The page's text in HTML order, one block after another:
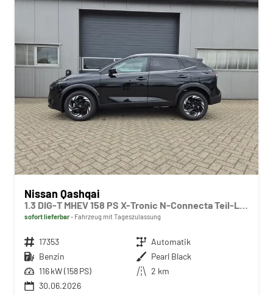
Nissan Qashqai
1.3 DIG-T MHEV 158 PS X-Tronic N-Connecta Teil-Leder PanoGlasdach Klimaautomatik Sitzheizung Lenkradheizung Navi ACC PDC v+h 360°Kamera DAB Bluetooth Touchscreen Apple CarPlay Android Auto 18"LM
sofort lieferbar Fahrzeug mit Tageszulassung
Fahrzeugnr. 17353 Getriebe Automatik
Kraftstoff Benzin Außenfarbe Pearl Black
Leistung 116 kW (158 PS) Kilometerstand 2 km
30.06.2026